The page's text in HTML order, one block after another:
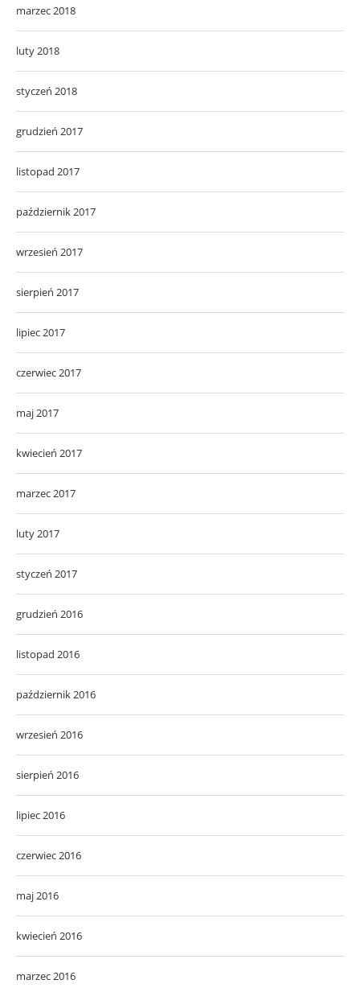
marzec 2018
luty 2018
styczeń 2018
grudzień 2017
listopad 2017
październik 2017
wrzesień 2017
sierpień 2017
lipiec 2017
czerwiec 2017
maj 2017
kwiecień 2017
marzec 2017
luty 2017
styczeń 2017
grudzień 2016
listopad 2016
październik 2016
wrzesień 2016
sierpień 2016
lipiec 2016
czerwiec 2016
maj 2016
kwiecień 2016
marzec 2016